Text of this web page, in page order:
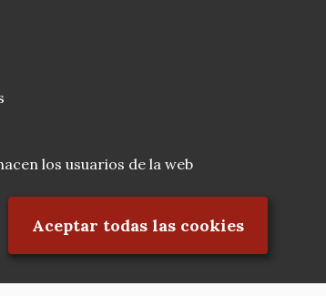
los usuarios de la web
Aceptar todas las cookies
Rechazar el consentimiento